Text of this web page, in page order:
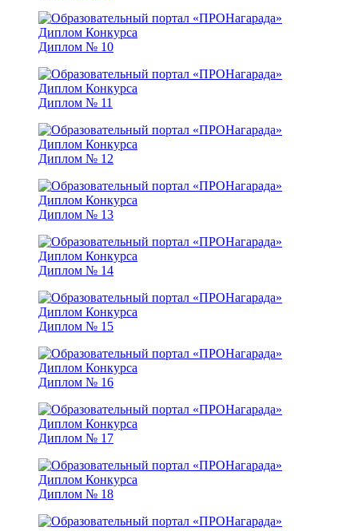
Диплом № 10
Диплом № 11
Диплом № 12
Диплом № 13
Диплом № 14
Диплом № 15
Диплом № 16
Диплом № 17
Диплом № 18